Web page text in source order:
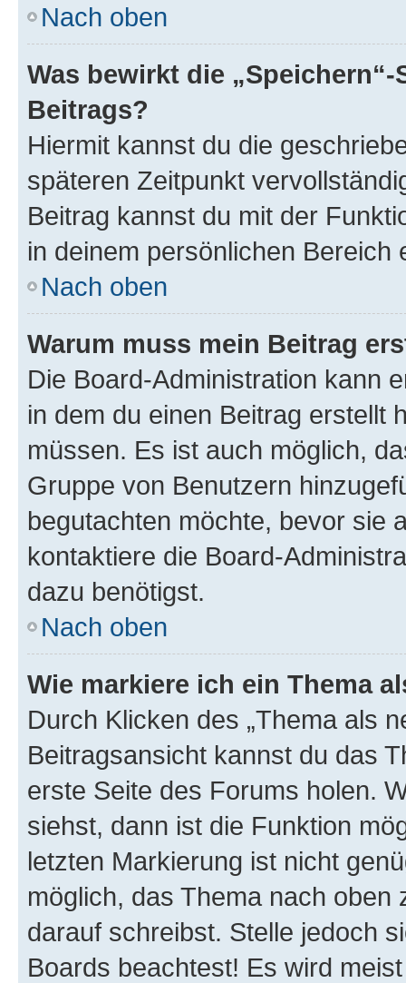
Nach oben
Was bewirkt die
Beitrags?
Hiermit kannst du die
späteren Zeitpunkt
Beitrag kannst du mit der
in deinem persönlichen Bereich
Nach oben
Warum muss mein Beitrag
Die Board-Administration kann
in dem du einen Beitrag erstellt
müssen. Es ist auch möglich,
Gruppe von Benutzern
begutachten möchte, bevor sie
kontaktiere die Board-
dazu benötigst.
Nach oben
Wie markiere ich ein Thema
Durch Klicken des „Thema als
Beitragsansicht kannst du das
erste Seite des Forums holen.
siehst, dann ist die Funktion
letzten Markierung ist nicht
möglich, das Thema nach oben
darauf schreibst. Stelle jedoch
Boards beachtest! Es wird